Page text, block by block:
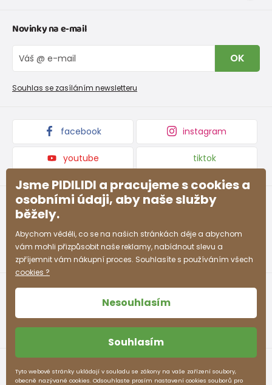
Tabulka velikostí obuvi
Vrácení zboží a reklamace
Reklamační řád
Nevyzvednutá objednávka na dobírku
O nás
Blog
Velkoobchod PiDiLiDi
Affiliate program
Kolekce zboží
Novinky na e-mail
OK
Souhlas se zasíláním newsletteru
facebook instagram
youtube tiktok
Jsme PIDILIDI a pracujeme s cookies a
osobními údaji, aby naše služby
běžely.
Abychom věděli, co se na našich stránkách děje a abychom
vám mohli přizpůsobit naše reklamy, nabídnout slevu a
zpříjemnit vám nákupní proces. Souhlasíte s používáním všech
cookies ?
Nesouhlasím
Souhlasím
Tyto webové stránky ukládají v souladu se zákony na vaše zařízení soubory,
obecně nazývané cookies. Odsouhlaste prosím nastavení cookies souborů pro